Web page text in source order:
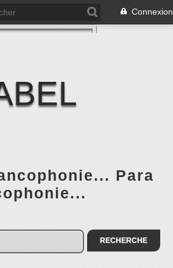
Connexion
Para